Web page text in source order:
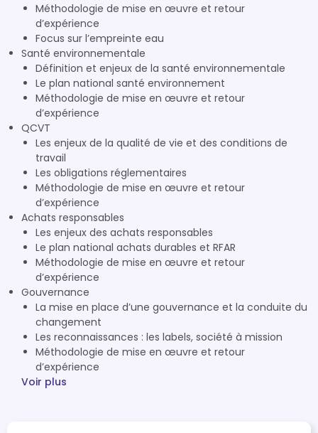
Méthodologie de mise en œuvre et retour
d’expérience
Focus sur l’empreinte eau
Santé environnementale
Définition et enjeux de la santé environnementale
Le plan national santé environnement
Méthodologie de mise en œuvre et retour
d’expérience
QCVT
Les enjeux de la qualité de vie et des conditions de
travail
Les obligations réglementaires
Méthodologie de mise en œuvre et retour
d’expérience
Achats responsables
Les enjeux des achats responsables
Le plan national achats durables et RFAR
Méthodologie de mise en œuvre et retour
d’expérience
Gouvernance
La mise en place d’une gouvernance et la conduite du
changement
Les reconnaissances : les labels, société à mission
Méthodologie de mise en œuvre et retour
d’expérience
Voir plus